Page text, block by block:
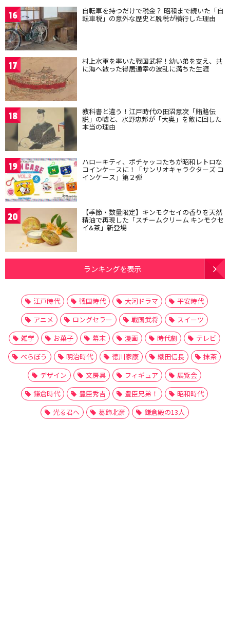
16 自転車を持つだけで税金？ 昭和まで続いた「自
転車税」の意外な歴史と脱税が横行した理由
17 村上水軍を率いた戦国武将！幼い弟を支え、共
に海へ散った得居通幸の波乱に満ちた生涯
18 教科書と違う！江戸時代の田沼意次「賄賂伝
説」の嘘と、水野忠邦が「大奥」を敵に回した
本当の理由
19 ハローキティ、ポチャッコたちが昭和レトロな
コインケースに！「サンリオキャラクターズ コ
インケース」第２弾
20 【季節・数量限定】キンモクセイの香りを天然
精油で再現した「スチームクリーム キンモクセ
イ&茶」新登場
ランキングを表示
江戸時代 戦国時代 大河ドラマ
平安時代
アニメ
ロングセラー 戦国武将
スイーツ
雑学
お菓子 幕末 漫画 時代劇
テレビ
べらぼう
明治時代 徳川家康 織田信長
抹茶
デザイン
文房具 フィギュア
展覧会
鎌倉時代
豊臣秀吉 豊臣兄弟！
昭和時代
光る君へ
葛飾北斎 鎌倉殿の13人